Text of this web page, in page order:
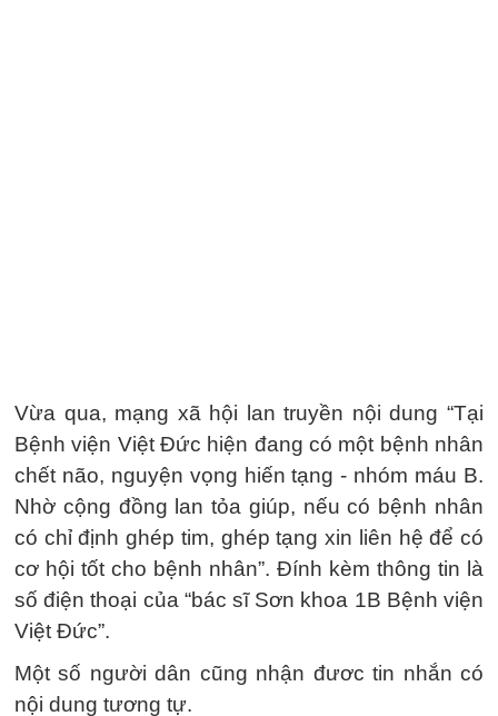
Vừa qua, mạng xã hội lan truyền nội dung “Tại
Bệnh viện Việt Đức hiện đang có một bệnh nhân
chết não, nguyện vọng hiến tạng - nhóm máu B.
Nhờ cộng đồng lan tỏa giúp, nếu có bệnh nhân
có chỉ định ghép tim, ghép tạng xin liên hệ để có
cơ hội tốt cho bệnh nhân”. Đính kèm thông tin là
số điện thoại của “bác sĩ Sơn khoa 1B Bệnh viện
Việt Đức”.
Một số người dân cũng nhận đươc tin nhắn có
nội dung tương tự.